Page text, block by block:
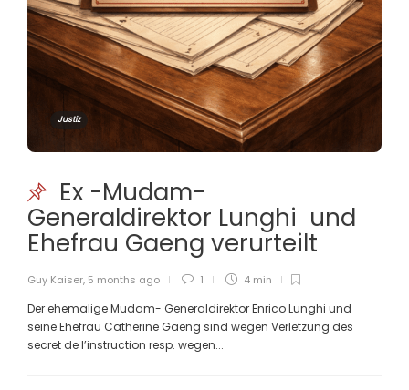
Justiz
Ex -Mudam-
Generaldirektor Lunghi und
Ehefrau Gaeng verurteilt
Guy Kaiser, 5 months ago 1 4 min
Der ehemalige Mudam- Generaldirektor Enrico Lunghi und
seine Ehefrau Catherine Gaeng sind wegen Verletzung des
secret de l’instruction resp. wegen...